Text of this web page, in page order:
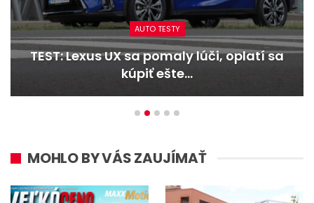
AUTO TESTY
TEST: Lexus UX sa pomaly lúči, oplatí sa
kúpiť ešte…
MOHLO BY VÁS ZAUJÍMAŤ